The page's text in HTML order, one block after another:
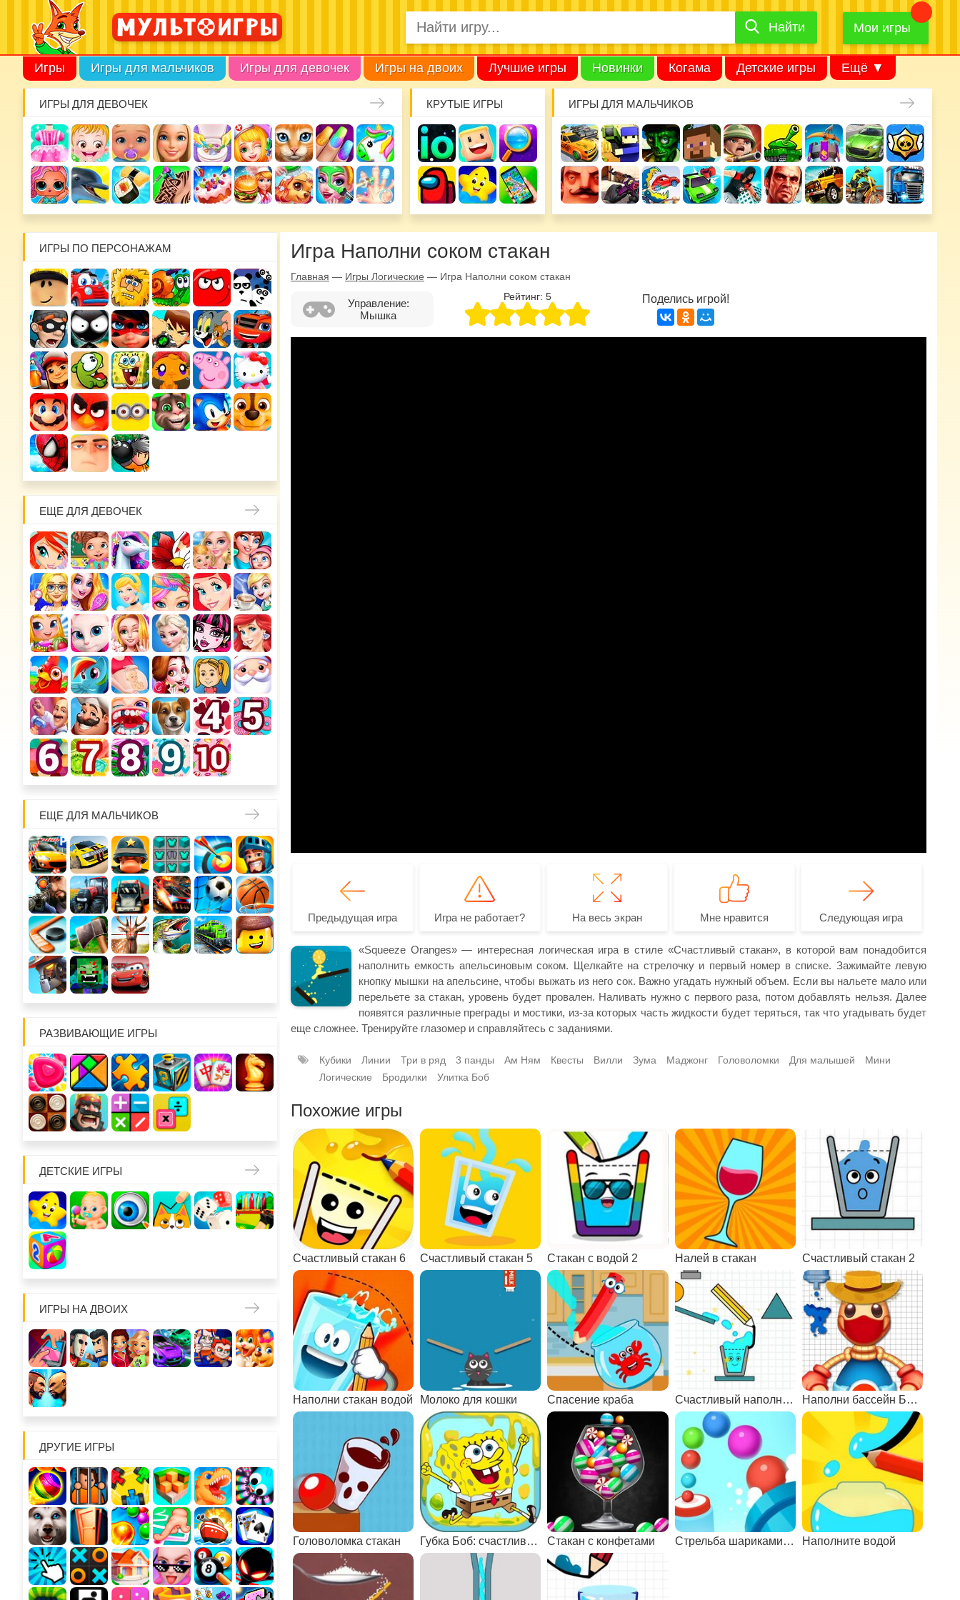
Найти
Найти Мои игры
Игры Игры для мальчиков Игры для девочек Игры на двоих Лучшие игры Новинки Когама Детские игры Ещё ▼
ИГРЫ ДЛЯ ДЕВОЧЕК КРУТЫЕ ИГРЫ ИГРЫ ДЛЯ МАЛЬЧИКОВ
ИГРЫ ПО ПЕРСОНАЖАМ
ЕЩЕ ДЛЯ ДЕВОЧЕК
ЕЩЕ ДЛЯ МАЛЬЧИКОВ
РАЗВИВАЮЩИЕ ИГРЫ
ДЕТСКИЕ ИГРЫ
ИГРЫ НА ДВОИХ
ДРУГИЕ ИГРЫ
Игра Наполни соком стакан
Главная — Игры Логические — Игра Наполни соком стакан
Управление:
Мышка
Рейтинг: 5 Поделись игрой!
Предыдущая игра Игра не работает? На весь экран Мне нравится Следующая игра
«Squeeze Oranges» — интересная логическая игра в стиле «Счастливый стакан», в которой вам понадобится
наполнить емкость апельсиновым соком. Щелкайте на стрелочку и первый номер в списке. Зажимайте левую
кнопку мышки на апельсине, чтобы выжать из него сок. Важно угадать нужный объем. Если вы нальете мало или
перельете за стакан, уровень будет провален. Наливать нужно с первого раза, потом добавлять нельзя. Далее
появятся различные преграды и мостики, из-за которых часть жидкости будет теряться, так что угадывать будет
еще сложнее. Тренируйте глазомер и справляйтесь с заданиями.
Кубики Линии Три в ряд 3 панды Ам Ням Квесты Вилли Зума Маджонг Головоломки Для малышей
Мини
Логические
Бродилки Улитка Боб
Похожие игры
Счастливый стакан 6 Счастливый стакан 5 Стакан с водой 2 Налей в стакан Счастливый стакан 2
Наполни стакан водой Молоко для кошки Спасение краба Счастливый наполненный стакан Наполни бассейн Бадди 4
Головоломка стакан Губка Боб: счастливый стакан Стакан с конфетами Стрельба шариками из пушки Наполните водой